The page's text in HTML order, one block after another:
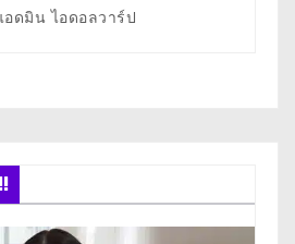
อดมิน ไอดอลวาร์ป